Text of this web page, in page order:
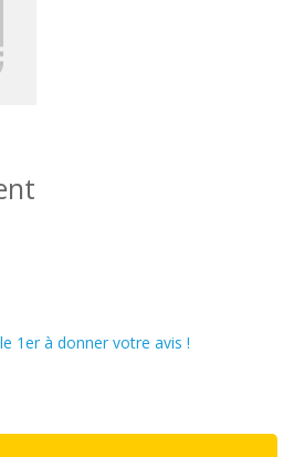
1er à donner votre avis !